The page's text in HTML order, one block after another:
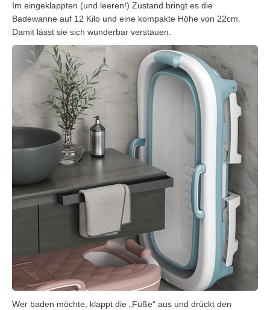
Im eingeklappten (und leeren!) Zustand bringt es die
Badewanne auf 12 Kilo und eine kompakte Höhe von 22cm.
Damit lässt sie sich wunderbar verstauen.
Wer baden möchte, klappt die „Füße“ aus und drückt den